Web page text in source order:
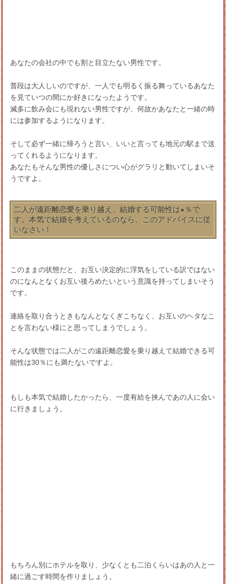
あなたの会社の中でも割と目立たない男性です。
普段は大人しいのですが、一人でも明るく振る舞っているあなた
を見ていつの間にか好きになったようです。
滅多に飲み会にも現れない男性ですが、何故かあなたと一緒の時
には参加するようになります。
そして必ず一緒に帰ろうと言い、いいと言っても地元の駅まで送
ってくれるようになります。
あなたもそんな男性の優しさについ心がグラリと動いてしまいそ
うですよ。
二人が遠距離恋愛を乗り越え、結婚する可能性は●％で
す。本気で結婚を考えているのなら、このアドバイスに従
いなさい！
このままの状態だと、お互い決定的に浮気をしている訳ではない
のになんとなくお互い後ろめたいという意識を持ってしまいそう
です。
連絡を取り合うときもなんとなくぎこちなく、お互いのヘタなこ
とを言わない様にと思ってしまうでしょう。
そんな状態では二人がこの遠距離恋愛を乗り越えて結婚できる可
能性は30％にも満たないですよ。
もしも本気で結婚したかったら、一度有給を挟んであの人に会い
に行きましょう。
もちろん別にホテルを取り、少なくとも二泊くらいはあの人と一
緒に過ごす時間を作りましょう。